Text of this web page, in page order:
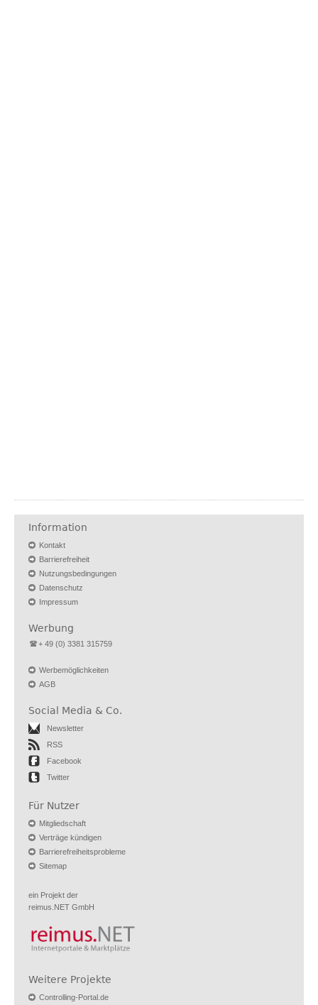
Information
Kontakt
Barrierefreiheit
Nutzungsbedingungen
Datenschutz
Impressum
Werbung
+ 49 (0) 3381 315759
Werbemöglichkeiten
AGB
Social Media & Co.
Newsletter
RSS
Facebook
Twitter
Für Nutzer
Mitgliedschaft
Verträge kündigen
Barrierefreiheitsprobleme
Sitemap
ein Projekt der
reimus.NET GmbH
Weitere Projekte
Controlling-Portal.de